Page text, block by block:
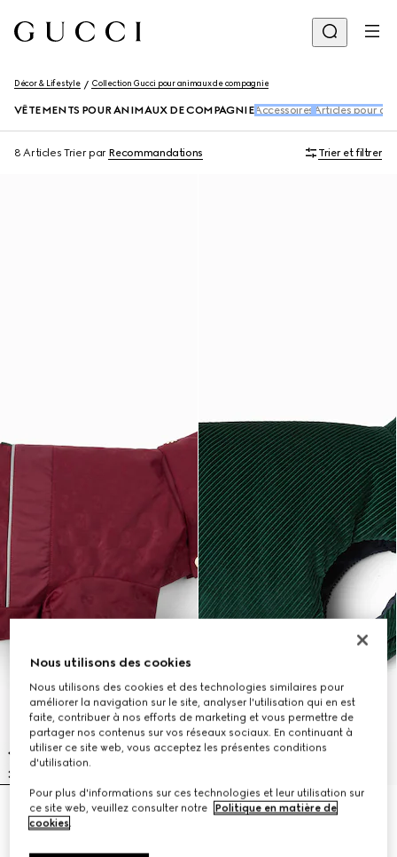
Décor & Lifestyle Collection Gucci pour animaux de compagnie
VÊTEMENTS POUR ANIMAUX DE COMPAGNIE Accessoires Articles pour
8 Articles Trier par Recommandations Trier et filtrer
Imperméable pour animal en
nylon GG
Manteau réversible en velours
Nous utilisons des cookies
Nous utilisons des cookies et des technologies similaires pour
améliorer la navigation sur le site, analyser l'utilisation qui en est
faite, contribuer à nos efforts de marketing et vous permettre de
partager nos contenus sur vos réseaux sociaux. En continuant à
utiliser ce site web, vous acceptez les présentes conditions
d'utilisation.
Pour plus d'informations sur ces technologies et leur utilisation sur
ce site web, veuillez consulter notre
Politique en matière de
cookies.